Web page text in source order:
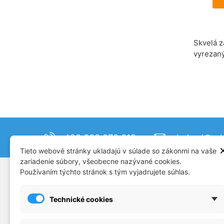
Skvelá
+420 608 879 019
Plastikové modely
Tieto webové stránky ukladajú v súlade so zákonmi na vaše
zariadenie súbory, všeobecne nazývané cookies.
Používaním týchto stránok s tým vyjadrujete súhlas.
Technické cookies